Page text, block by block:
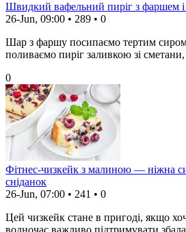
Швидкий вафельний пиріг з фаршем
26-Jun, 09:00 • 289 • 0
Шар з фаршу посипаємо тертим
поливаємо пиріг заливкою зі сметани,
0
Фітнес-чизкейк з малиною — ніжна
сніданок
26-Jun, 07:00 • 241 • 0
Цей чизкейк стане в пригоді, якщо